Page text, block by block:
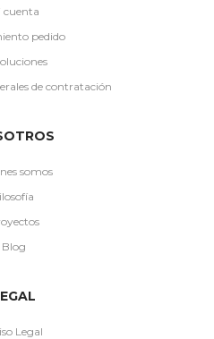
cuenta
pedido
de contratación
somos
Blog
Legal